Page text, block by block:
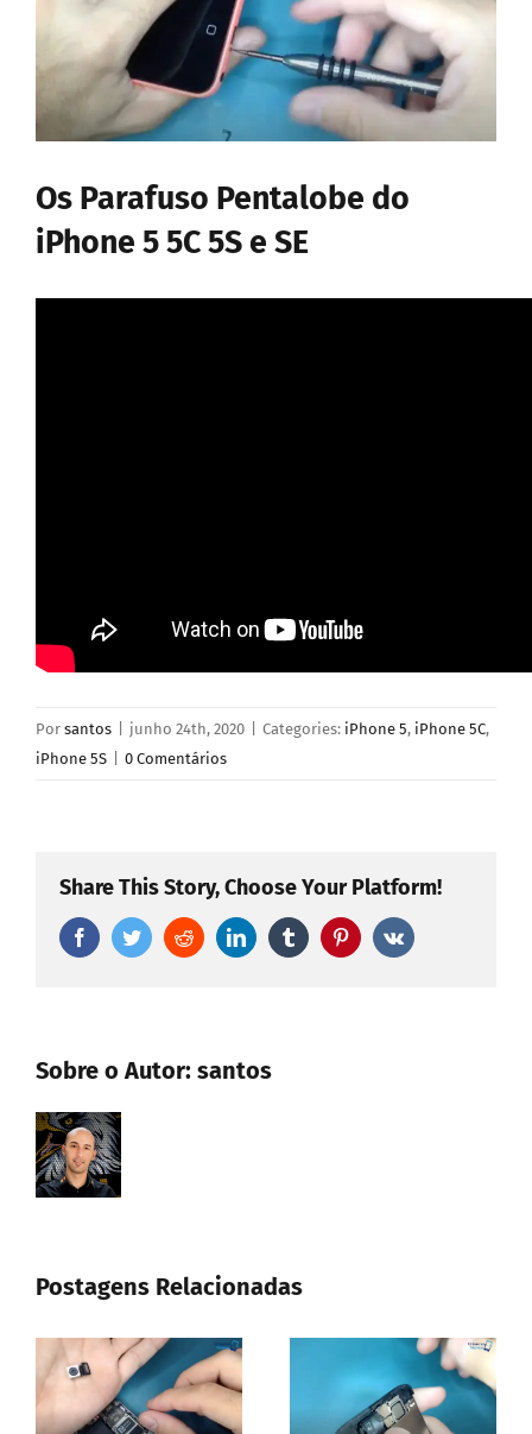
Os Parafuso Pentalobe do
iPhone 5 5C 5S e SE
Por santos junho 24th, 2020 Categories: iPhone 5, iPhone 5C,
iPhone 5S
0 Comentários
Share This Story, Choose Your Platform!
FacebookTwitterRedditLinkedInTumblr Pinterest
Vk
Sobre o Autor: santos
Postagens Relacionadas